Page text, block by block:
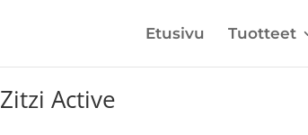
Etusivu Tuotteet
Zitzi Active